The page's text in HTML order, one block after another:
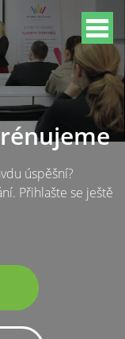
úspěšní?
Přihlašte se ještě